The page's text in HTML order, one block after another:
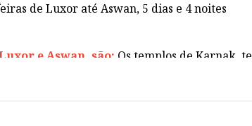
de Luxor até Aswan, 5 dias e 4 noites
e Aswan, são: Os templos de Karnak,
Ombo, Philae, vamos visitar também o